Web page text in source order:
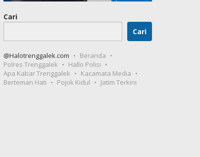
Cari
Cari
@Halotrenggalek.com
Beranda
Polres Trenggalek
Hallo Polisi
Apa Kabar Trenggalek
Kacamata Media
Berteman Hati
Pojok Kidul Jatim Terkini